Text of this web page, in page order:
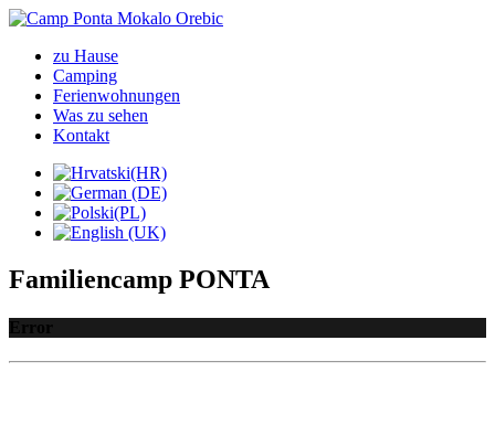
zu Hause
Camping
Ferienwohnungen
Was zu sehen
Kontakt
Familiencamp PONTA
Error